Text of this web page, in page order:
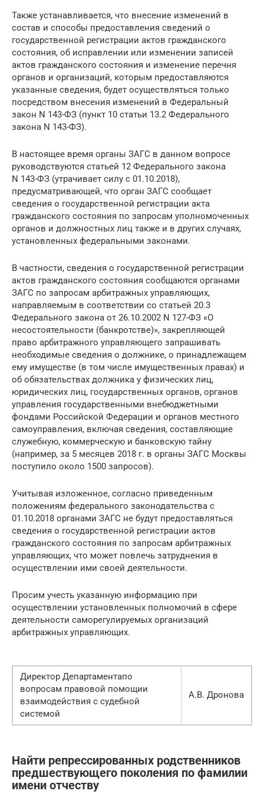
Также устанавливается, что внесение изменений в
состав и способы предоставления сведений о
государственной регистрации актов гражданского
состояния, об исправлении или изменении записей
актов гражданского состояния и изменение перечня
органов и организаций, которым предоставляются
указанные сведения, будет осуществляться только
посредством внесения изменений в Федеральный
закон N 143-ФЗ (пункт 10 статьи 13.2 Федерального
закона N 143-ФЗ).
В настоящее время органы ЗАГС в данном вопросе
руководствуются статьей 12 Федерального закона
N 143-ФЗ (утрачивает силу с 01.10.2018),
предусматривающей, что орган ЗАГС сообщает
сведения о государственной регистрации акта
гражданского состояния по запросам уполномоченных
органов и должностных лиц также и в других случаях,
установленных федеральными законами.
В частности, сведения о государственной регистрации
актов гражданского состояния сообщаются органами
ЗАГС по запросам арбитражных управляющих,
направляемым в соответствии со статьей 20.3
Федерального закона от 26.10.2002 N 127-ФЗ «О
несостоятельности (банкротстве)», закрепляющей
право арбитражного управляющего запрашивать
необходимые сведения о должнике, о принадлежащем
ему имуществе (в том числе имущественных правах) и
об обязательствах должника у физических лиц,
юридических лиц, государственных органов, органов
управления государственными внебюджетными
фондами Российской Федерации и органов местного
самоуправления, включая сведения, составляющие
служебную, коммерческую и банковскую тайну
(например, за 5 месяцев 2018 г. в органы ЗАГС Москвы
поступило около 1500 запросов).
Учитывая изложенное, согласно приведенным
положениям федерального законодательства с
01.10.2018 органами ЗАГС не будут предоставляться
сведения о государственной регистрации актов
гражданского состояния по запросам арбитражных
управляющих, что может повлечь затруднения в
осуществлении ими своей деятельности.
Просим учесть указанную информацию при
осуществлении установленных полномочий в сфере
деятельности саморегулируемых организаций
арбитражных управляющих.
Директор Департаментапо
вопросам правовой помощии
взаимодействия с судебной
системой
А.В. Дронова
Найти репрессированных родственников
предшествующего поколения по фамилии
имени отчеству